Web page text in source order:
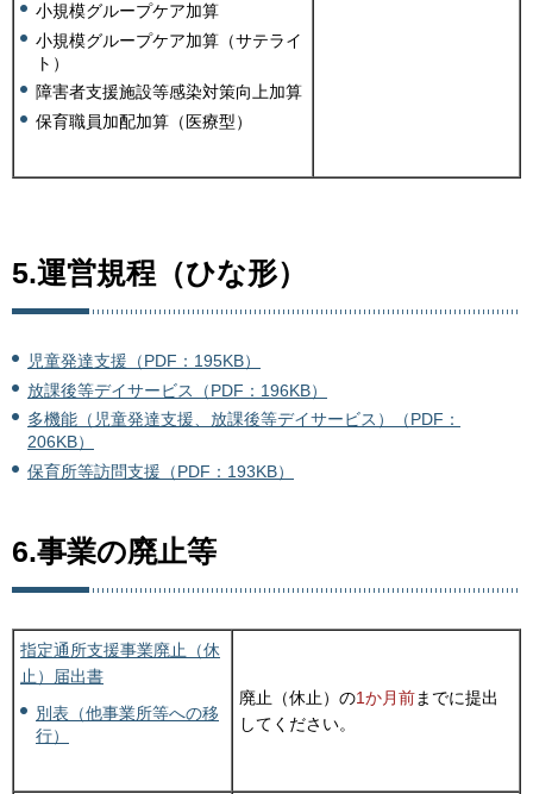
小規模グループケア加算
小規模グループケア加算（サテライ
ト）
障害者支援施設等感染対策向上加算
保育職員加配加算（医療型）
5.運営規程（ひな形）
児童発達支援（PDF：195KB）
放課後等デイサービス（PDF：196KB）
多機能（児童発達支援、放課後等デイサービス）（PDF：
206KB）
保育所等訪問支援（PDF：193KB）
6.事業の廃止等
指定通所支援事業廃止（休
止）届出書
別表（他事業所等への移
行）
廃止（休止）の1か月前までに提出
してください。